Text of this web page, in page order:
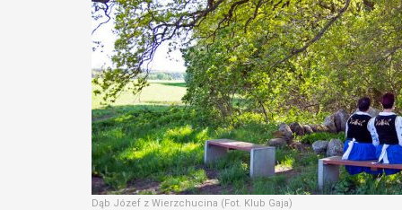
Dąb Józef z Wierzchucina (Fot. Klub Gaja)